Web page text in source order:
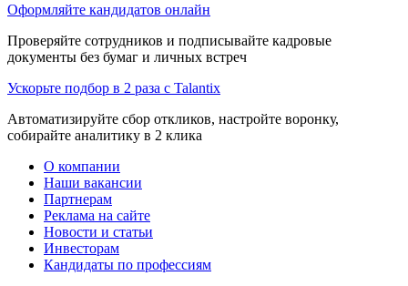
Оформляйте кандидатов онлайн
Проверяйте сотрудников и подписывайте кадровые
документы без бумаг и личных встреч
Ускорьте подбор в 2 раза с Talantix
Автоматизируйте сбор откликов, настройте воронку,
собирайте аналитику в 2 клика
О компании
Наши вакансии
Партнерам
Реклама на сайте
Новости и статьи
Инвесторам
Кандидаты по профессиям